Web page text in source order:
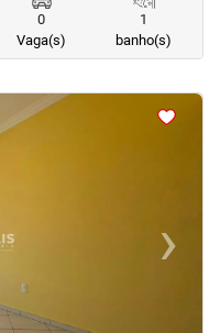
0
Vaga(s)
1
banho(s)
›Next